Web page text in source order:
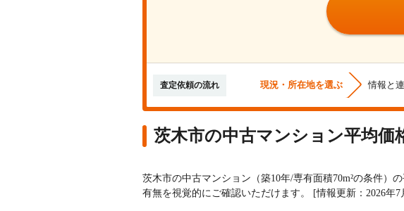
査定依頼の流れ 現況・所在地を選ぶ 情報と
茨木市の中古マンション平均価
茨木市の中古マンション（築10年/専有面積70m²の条件）
有無を視覚的にご確認いただけます。
[情報更新：2026年7